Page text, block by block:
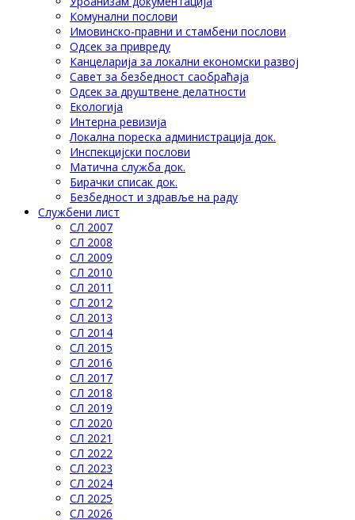
Комунални послови
Имовинско-правни и стамбени послови
Одсек за привреду
Канцеларија за локални економски развој
Савет за безбедност саобраћаја
Одсек за друштвене делатности
Eкологија
Интерна ревизија
Локална пореска администрација док.
Инспекцијски послови
Матична служба док.
Бирачки списак док.
Безбедност и здравље на раду
Службени лист
СЛ 2007
СЛ 2008
СЛ 2009
СЛ 2010
СЛ 2011
СЛ 2012
СЛ 2013
СЛ 2014
СЛ 2015
СЛ 2016
СЛ 2017
СЛ 2018
СЛ 2019
СЛ 2020
СЛ 2021
СЛ 2022
СЛ 2023
СЛ 2024
СЛ 2025
СЛ 2026